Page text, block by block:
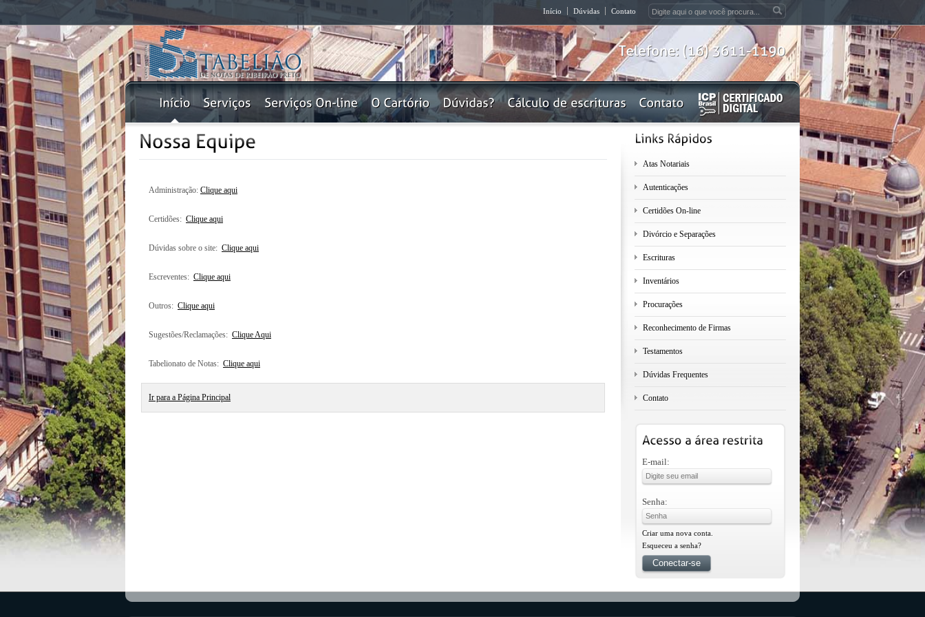
Início Dúvidas Contato
Administração: Clique aqui
Certidões: Clique aqui
Dúvidas sobre o site: Clique aqui
Escreventes: Clique aqui
Outros: Clique aqui
Sugestões/Reclamações: Clique Aqui
Tabelionato de Notas: Clique aqui
Ir para a Página Principal
Atas Notariais
Autenticações
Certidões On-line
Divórcio e Separações
Escrituras
Inventários
Procurações
Reconhecimento de Firmas
Testamentos
Dúvidas Frequentes
Contato
E-mail:
Senha:
Criar uma nova conta.
Esqueceu a senha?